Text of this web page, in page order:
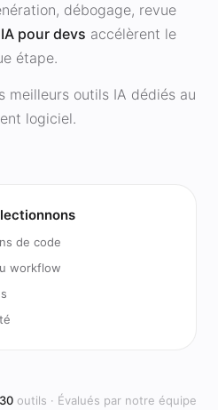
débogage, revue
pour devs accélèrent le
étape.
meilleurs outils IA dédiés au
logiciel.
de code
workflow
30 outils · Évalués par notre équipe